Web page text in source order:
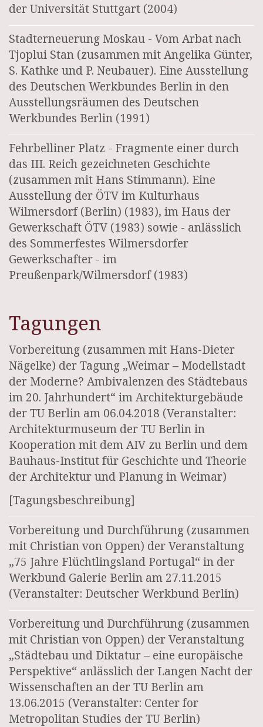
der Universität Stuttgart (2004)
Stadterneuerung Moskau - Vom Arbat nach
Tjoplui Stan (zusammen mit Angelika Günter,
S. Kathke und P. Neubauer). Eine Ausstellung
des Deutschen Werkbundes Berlin in den
Ausstellungsräumen des Deutschen
Werkbundes Berlin (1991)
Fehrbelliner Platz - Fragmente einer durch
das III. Reich gezeichneten Geschichte
(zusammen mit Hans Stimmann). Eine
Ausstellung der ÖTV im Kulturhaus
Wilmersdorf (Berlin) (1983), im Haus der
Gewerkschaft ÖTV (1983) sowie - anlässlich
des Sommerfestes Wilmersdorfer
Gewerkschafter - im
Preußenpark/Wilmersdorf (1983)
Tagungen
Vorbereitung (zusammen mit Hans-Dieter
Nägelke) der Tagung „Weimar – Modellstadt
der Moderne? Ambivalenzen des Städtebaus
im 20. Jahrhundert“ im Architekturgebäude
der TU Berlin am 06.04.2018 (Veranstalter:
Architekturmuseum der TU Berlin in
Kooperation mit dem AIV zu Berlin und dem
Bauhaus-Institut für Geschichte und Theorie
der Architektur und Planung in Weimar)
[Tagungsbeschreibung]
Vorbereitung und Durchführung (zusammen
mit Christian von Oppen) der Veranstaltung
„75 Jahre Flüchtlingsland Portugal“ in der
Werkbund Galerie Berlin am 27.11.2015
(Veranstalter: Deutscher Werkbund Berlin)
Vorbereitung und Durchführung (zusammen
mit Christian von Oppen) der Veranstaltung
„Städtebau und Diktatur – eine europäische
Perspektive“ anlässlich der Langen Nacht der
Wissenschaften an der TU Berlin am
13.06.2015 (Veranstalter: Center for
Metropolitan Studies der TU Berlin)